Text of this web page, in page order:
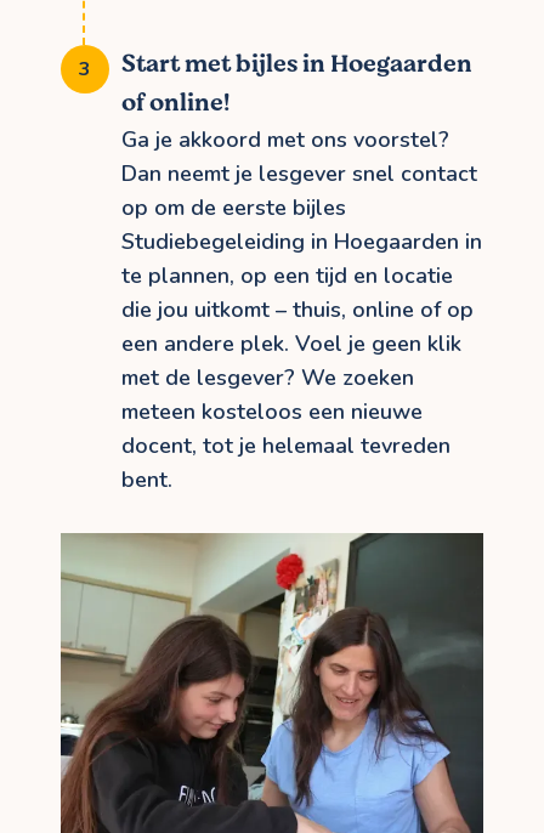
Start met bijles in Hoegaarden
of online!
Ga je akkoord met ons voorstel?
Dan neemt je lesgever snel contact
op om de eerste bijles
Studiebegeleiding in Hoegaarden in
te plannen, op een tijd en locatie
die jou uitkomt – thuis, online of op
een andere plek. Voel je geen klik
met de lesgever? We zoeken
meteen kosteloos een nieuwe
docent, tot je helemaal tevreden
bent.